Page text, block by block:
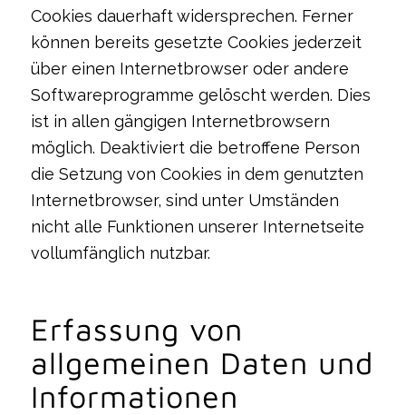
Cookies dauerhaft widersprechen. Ferner
können bereits gesetzte Cookies jederzeit
über einen Internetbrowser oder andere
Softwareprogramme gelöscht werden. Dies
ist in allen gängigen Internetbrowsern
möglich. Deaktiviert die betroffene Person
die Setzung von Cookies in dem genutzten
Internetbrowser, sind unter Umständen
nicht alle Funktionen unserer Internetseite
vollumfänglich nutzbar.
Erfassung von
allgemeinen Daten und
Informationen